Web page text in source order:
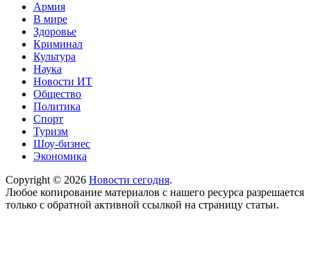
Армия
В мире
Здоровье
Криминал
Культура
Наука
Новости ИТ
Общество
Политика
Спорт
Туризм
Шоу-бизнес
Экономика
Copyright © 2026 Новости сегодня.
Любое копирование материалов с нашего ресурса разрешается
только с обратной активной ссылкой на страницу статьи.